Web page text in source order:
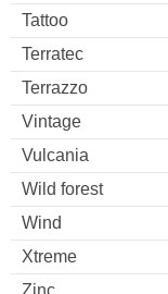
Tattoo
Terratec
Terrazzo
Vintage
Vulcania
Wild forest
Wind
Xtreme
Zinc